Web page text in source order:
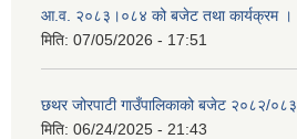
आ.व. २०८३।०८४ को बजेट तथा कार्यक्रम ।
मिति: 07/05/2026 - 17:51
छथर जोरपाटी गाउँपालिकाको बजेट २०८२/०८३
मिति: 06/24/2025 - 21:43